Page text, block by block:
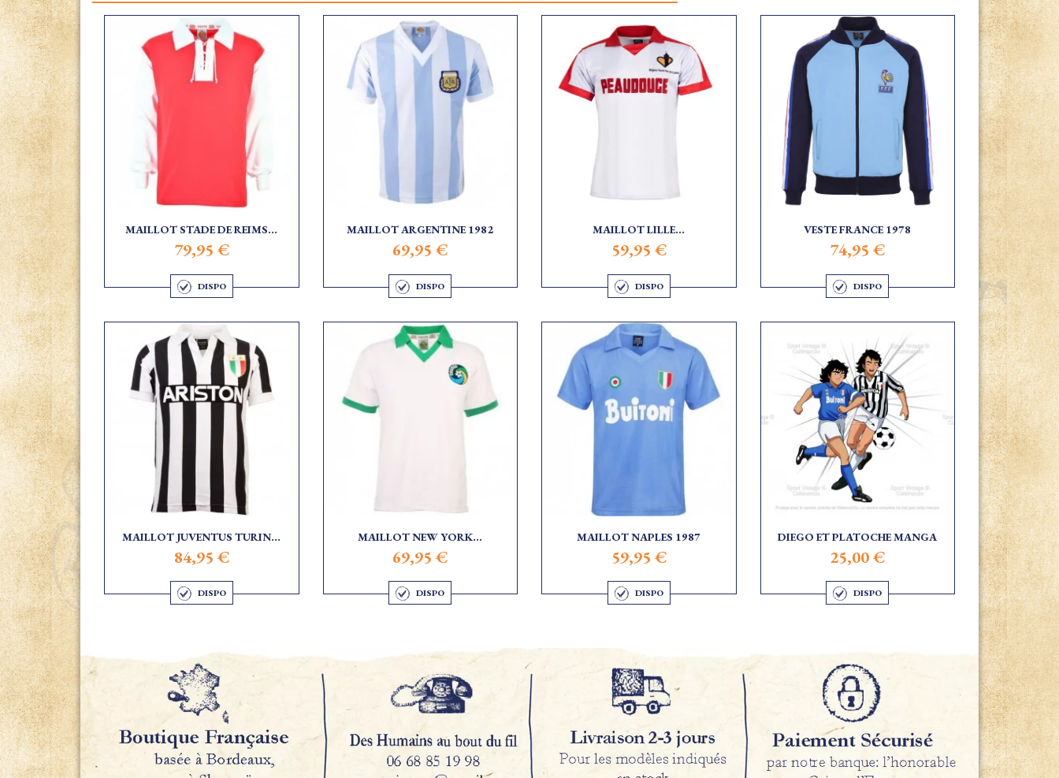
MAILLOT STADE DE REIMS...
79,95 €
DISPO
MAILLOT ARGENTINE 1982
69,95 €
DISPO
MAILLOT LILLE...
59,95 €
DISPO
VESTE FRANCE 1978
74,95 €
DISPO
MAILLOT JUVENTUS TURIN...
84,95 €
DISPO
MAILLOT NEW YORK...
69,95 €
DISPO
MAILLOT NAPLES 1987
59,95 €
DISPO
DIEGO ET PLATOCHE MANGA
25,00 €
DISPO